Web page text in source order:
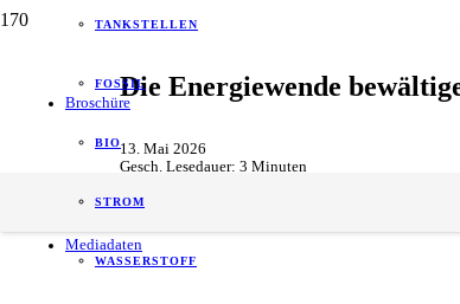
Broschüre
Mediadaten
TANKSTELLEN
FOSSIL
BIO
STROM
WASSERSTOFF
Die Energiewende
13. Mai 2026
Gesch. Lesedauer: 3 Minuten